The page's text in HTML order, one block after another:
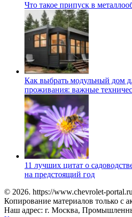
Что такое припуск в
Как выбрать модульный дом
проживания: важные
11 лучших цитат о
на предстоящий год
© 2026. https://www.chevrolet-
Копирование материалов только с
Наш адрес: г. Москва,